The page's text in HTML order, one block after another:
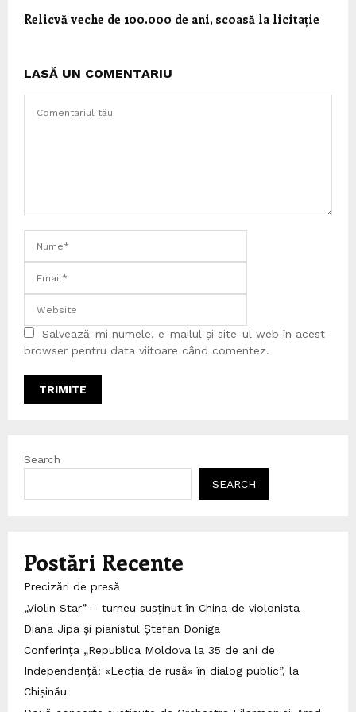
Relicvă veche de 100.000 de ani, scoasă la licitație
LASĂ UN COMENTARIU
Salvează-mi numele, e-mailul și site-ul web în acest
browser pentru data viitoare când comentez.
Search
SEARCH
Postări Recente
Precizări de presă
„Violin Star” – turneu susținut în China de violonista
Diana Jipa și pianistul Ștefan Doniga
Conferința „Republica Moldova la 35 de ani de
Independență: «Lecția de rusă» în dialog public”, la
Chișinău